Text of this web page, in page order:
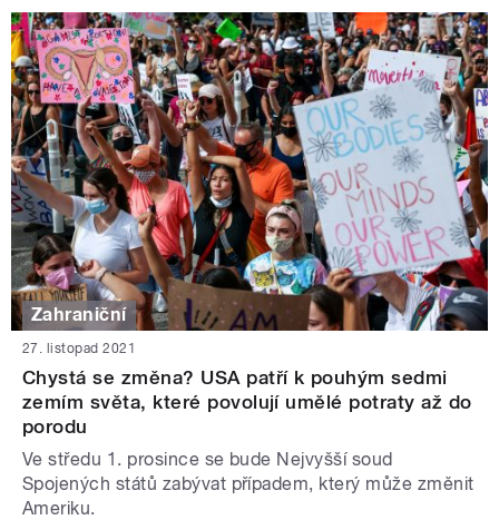
Zahraniční
27. listopad 2021
Chystá se změna? USA patří k pouhým sedmi
zemím světa, které povolují umělé potraty až do
porodu
Ve středu 1. prosince se bude Nejvyšší soud
Spojených států zabývat případem, který může změnit
Ameriku.